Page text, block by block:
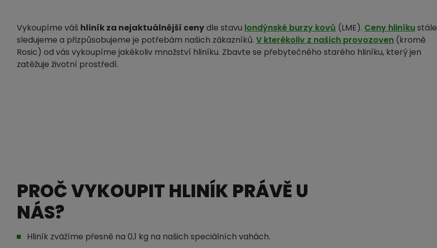
Vykoupíme váš hliník za nejaktuálnější cenydle stavu londýnské burzy kovů (LME). Ceny hliníkustále
sledujeme a přizpůsobujeme je potřebám našich zákazníků. V kterékoliv z našich provozoven (kromě
Rosic) od vás vykoupíme jakékoliv množství hliníku. Zbavte se přebytečného starého hliníku, který jen
zatěžuje životní prostředí.
PROČ VYKOUPIT HLINÍK PRÁVĚ U
NÁS?
Hliník zvážíme přesně na 0,1 kg na našich speciálních vahách.